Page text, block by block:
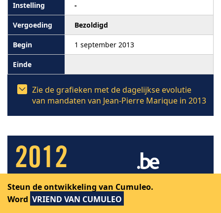
-
Bezoldigd
1 september 2013
Zie de grafieken met de dagelijkse evolutie
van mandaten van Jean-Pierre Marique in 2013
2012
De mandaten, ambten en beroepen
uitgeoefend door Jean-Pierre Marique in
Steun de ontwikkeling van Cumuleo.
Word VRIEND VAN CUMULEO